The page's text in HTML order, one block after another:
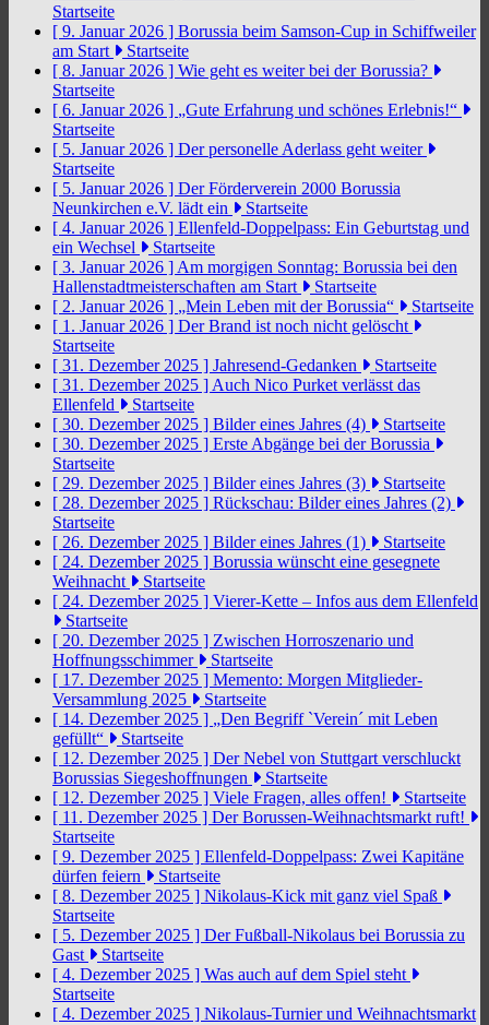
Startseite
[ 9. Januar 2026 ] Borussia beim Samson-Cup in Schiffweiler
am Start
Startseite
[ 8. Januar 2026 ] Wie geht es weiter bei der Borussia?
Startseite
[ 6. Januar 2026 ] „Gute Erfahrung und schönes Erlebnis!“
Startseite
[ 5. Januar 2026 ] Der personelle Aderlass geht weiter
Startseite
[ 5. Januar 2026 ] Der Förderverein 2000 Borussia
Neunkirchen e.V. lädt ein
Startseite
[ 4. Januar 2026 ] Ellenfeld-Doppelpass: Ein Geburtstag und
ein Wechsel
Startseite
[ 3. Januar 2026 ] Am morgigen Sonntag: Borussia bei den
Hallenstadtmeisterschaften am Start
Startseite
[ 2. Januar 2026 ] „Mein Leben mit der Borussia“
Startseite
[ 1. Januar 2026 ] Der Brand ist noch nicht gelöscht
Startseite
[ 31. Dezember 2025 ] Jahresend-Gedanken
Startseite
[ 31. Dezember 2025 ] Auch Nico Purket verlässt das
Ellenfeld
Startseite
[ 30. Dezember 2025 ] Bilder eines Jahres (4)
Startseite
[ 30. Dezember 2025 ] Erste Abgänge bei der Borussia
Startseite
[ 29. Dezember 2025 ] Bilder eines Jahres (3)
Startseite
[ 28. Dezember 2025 ] Rückschau: Bilder eines Jahres (2)
Startseite
[ 26. Dezember 2025 ] Bilder eines Jahres (1)
Startseite
[ 24. Dezember 2025 ] Borussia wünscht eine gesegnete
Weihnacht
Startseite
[ 24. Dezember 2025 ] Vierer-Kette – Infos aus dem Ellenfeld
Startseite
[ 20. Dezember 2025 ] Zwischen Horroszenario und
Hoffnungsschimmer
Startseite
[ 17. Dezember 2025 ] Memento: Morgen Mitglieder-
Versammlung 2025
Startseite
[ 14. Dezember 2025 ] „Den Begriff `Verein´ mit Leben
gefüllt“
Startseite
[ 12. Dezember 2025 ] Der Nebel von Stuttgart verschluckt
Borussias Siegeshoffnungen
Startseite
[ 12. Dezember 2025 ] Viele Fragen, alles offen!
Startseite
[ 11. Dezember 2025 ] Der Borussen-Weihnachtsmarkt ruft!
Startseite
[ 9. Dezember 2025 ] Ellenfeld-Doppelpass: Zwei Kapitäne
dürfen feiern
Startseite
[ 8. Dezember 2025 ] Nikolaus-Kick mit ganz viel Spaß
Startseite
[ 5. Dezember 2025 ] Der Fußball-Nikolaus bei Borussia zu
Gast
Startseite
[ 4. Dezember 2025 ] Was auch auf dem Spiel steht
Startseite
[ 4. Dezember 2025 ] Nikolaus-Turnier und Weihnachtsmarkt